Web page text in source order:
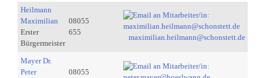
Heilmann
Maximilian
Erster
Bürgermeister
08055
655
maximilian.heilmann@schonstett.de
Mayer Dr.
Peter
08055